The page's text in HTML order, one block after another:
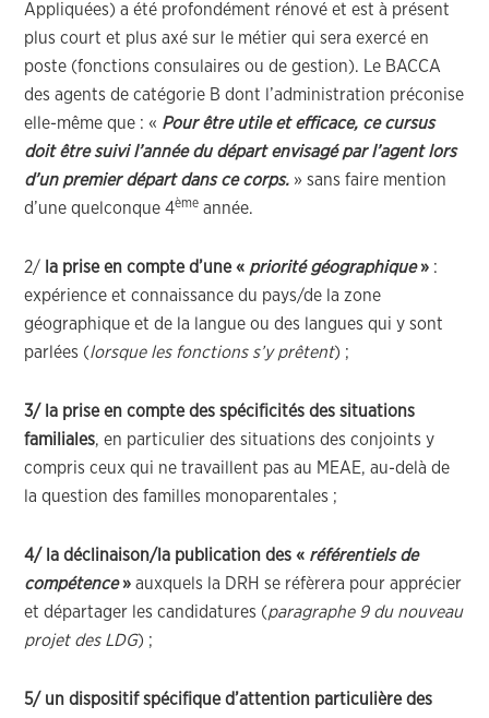
Appliquées) a été profondément rénové et est à présent
plus court et plus axé sur le métier qui sera exercé en
poste (fonctions consulaires ou de gestion). Le BACCA
des agents de catégorie B dont l’administration préconise
elle-même que : « Pour être utile et efficace, ce cursus
doit être suivi l’année du départ envisagé par l’agent lors
d’un premier départ dans ce corps. » sans faire mention
d’une quelconque 4ème année.
2/ la prise en compte d’une « priorité géographique» :
expérience et connaissance du pays/de la zone
géographique et de la langue ou des langues qui y sont
parlées (lorsque les fonctions s’y prêtent) ;
3/ la prise en compte des spécificités des situations
familiales, en particulier des situations des conjoints y
compris ceux qui ne travaillent pas au MEAE, au-delà de
la question des familles monoparentales ;
4/ la déclinaison/la publication des « référentiels de
compétence» auxquels la DRH se réfèrera pour apprécier
et départager les candidatures (paragraphe 9 du nouveau
projet des LDG) ;
5/ un dispositif spécifique d’attention particulière des